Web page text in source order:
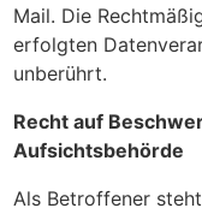
Mail. Die
erfolgten
unberührt.
Recht auf
Aufsichtsbehörde
Als Betroffener